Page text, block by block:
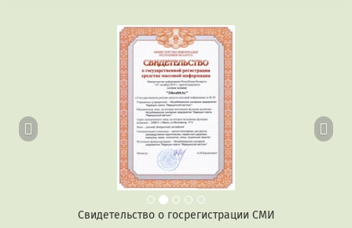
Свидетельство о госрегистрации СМИ
Предыдущий